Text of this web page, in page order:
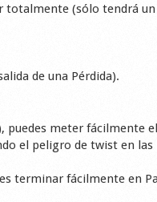
totalmente (sólo tendrá
de una Pérdida).
puedes meter fácilmente
el peligro de twist en las
terminar fácilmente en